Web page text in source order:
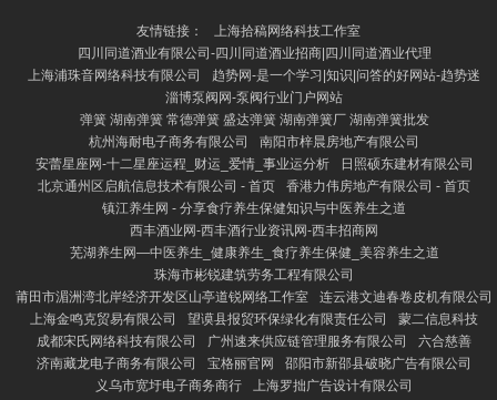
以受接待，除了
友情链接：
上海拾稿网络科技工作室
四川同道酒业有限公司-四川同道酒业招商|四川同道酒业代理
上海浦珠音网络科技有限公司
趋势网-是一个学习|知识|问答的好网站-趋势迷
淄博泵阀网-泵阀行业门户网站
弹簧 湖南弹簧 常德弹簧 盛达弹簧 湖南弹簧厂 湖南弹簧批发
杭州海耐电子商务有限公司
南阳市梓晨房地产有限公司
安蕾星座网-十二星座运程_财运_爱情_事业运分析
日照硕东建材有限公司
北京通州区启航信息技术有限公司 - 首页
香港力伟房地产有限公司 - 首页
镇江养生网 - 分享食疗养生保健知识与中医养生之道
西丰酒业网-西丰酒行业资讯网-西丰招商网
芜湖养生网—中医养生_健康养生_食疗养生保健_美容养生之道
珠海市彬锐建筑劳务工程有限公司
莆田市湄洲湾北岸经济开发区山亭道锐网络工作室
连云港文迪春卷皮机有限公司
上海金鸣克贸易有限公司
望谟县报贸环保绿化有限责任公司
蒙二信息科技
成都宋氏网络科技有限公司
广州速来供应链管理服务有限公司
六合慈善
济南藏龙电子商务有限公司
宝格丽官网
邵阳市新邵县破晓广告有限公司
义乌市宽圩电子商务商行
上海罗拙广告设计有限公司